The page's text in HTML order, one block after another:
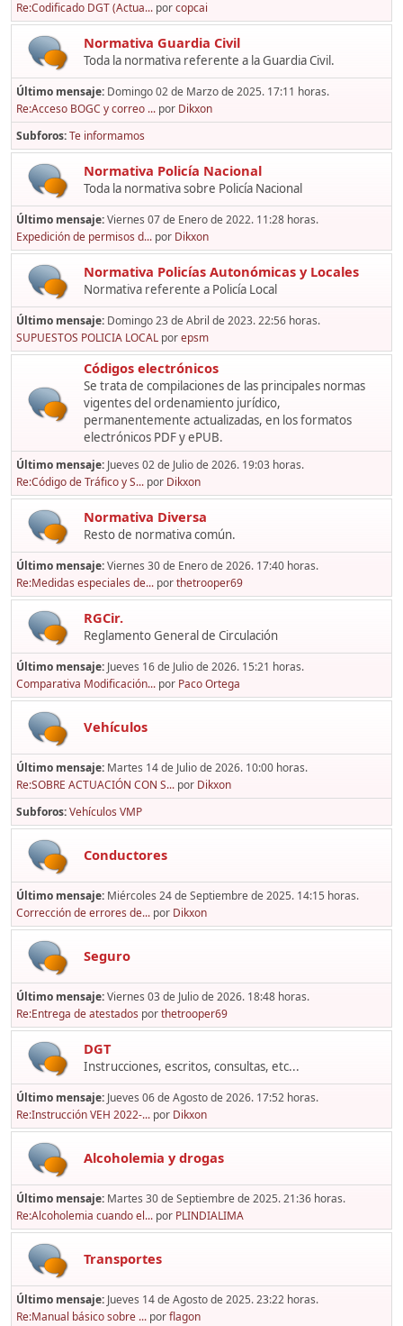
Re:Codificado DGT (Actua... porcopcai
Normativa Guardia Civil
Toda la normativa referente a la Guardia Civil.
Último mensaje: Domingo 02 de Marzo de 2025. 17:11 horas.
Re:Acceso BOGC y correo ... por Dikxon
Subforos Te informamos
Normativa Policía Nacional
Toda la normativa sobre Policía Nacional
Último mensaje:Viernes 07 de Enero de 2022. 11:28 horas.
Expedición de permisos d... por Dikxon
Normativa Policías Autonómicas y Locales
Normativa referente a Policía Local
Último mensaje: Domingo 23 de Abril de 2023. 22:56 horas.
SUPUESTOS POLICIA LOCAL porepsm
Códigos electrónicos
Se trata de compilaciones de las principales normas
vigentes del ordenamiento jurídico,
permanentemente actualizadas, en los formatos
electrónicos PDF y ePUB.
Último mensaje: Jueves 02 de Julio de 2026. 19:03 horas.
Re:Código de Tráfico y S... por Dikxon
Normativa Diversa
Resto de normativa común.
Último mensaje:Viernes 30 de Enero de 2026. 17:40 horas.
Re:Medidas especiales de... porthetrooper69
RGCir.
Reglamento General de Circulación
Último mensaje: Jueves 16 de Julio de 2026. 15:21 horas.
Comparativa Modificación... por Paco Ortega
Vehículos
Último mensaje: Martes 14 de Julio de 2026. 10:00 horas.
Re:SOBRE ACTUACIÓN CON S... por Dikxon
Subforos Vehículos VMP
Conductores
Último mensaje: Miércoles 24 de Septiembre de 2025. 14:15 horas.
Corrección de errores de... por Dikxon
Seguro
Último mensaje:Viernes 03 de Julio de 2026. 18:48 horas.
Re:Entrega de atestados porthetrooper69
DGT
Instrucciones, escritos, consultas, etc...
Último mensaje: Jueves 06 de Agosto de 2026. 17:52 horas.
Re:Instrucción VEH 2022-... por Dikxon
Alcoholemia y drogas
Último mensaje: Martes 30 de Septiembre de 2025. 21:36 horas.
Re:Alcoholemia cuando el... por PLINDIALIMA
Transportes
Último mensaje: Jueves 14 de Agosto de 2025. 23:22 horas.
Re:Manual básico sobre ... porflagon